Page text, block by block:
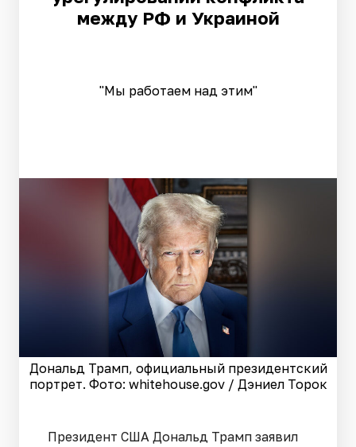
между РФ и Украиной
"Мы работаем над этим"
Дональд Трамп, официальный президентский
портрет. Фото: whitehouse.gov / Дэниел Торок
Президент США Дональд Трамп заявил